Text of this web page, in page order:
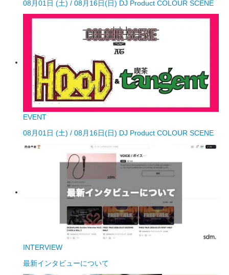
08月01日 (土) / 08月16日(日) DJ Product COLOUR SCENE
EVENT
08月01日 (土) / 08月16日(日) DJ Product COLOUR SCENE
INTERVIEW
最新インタビューについて